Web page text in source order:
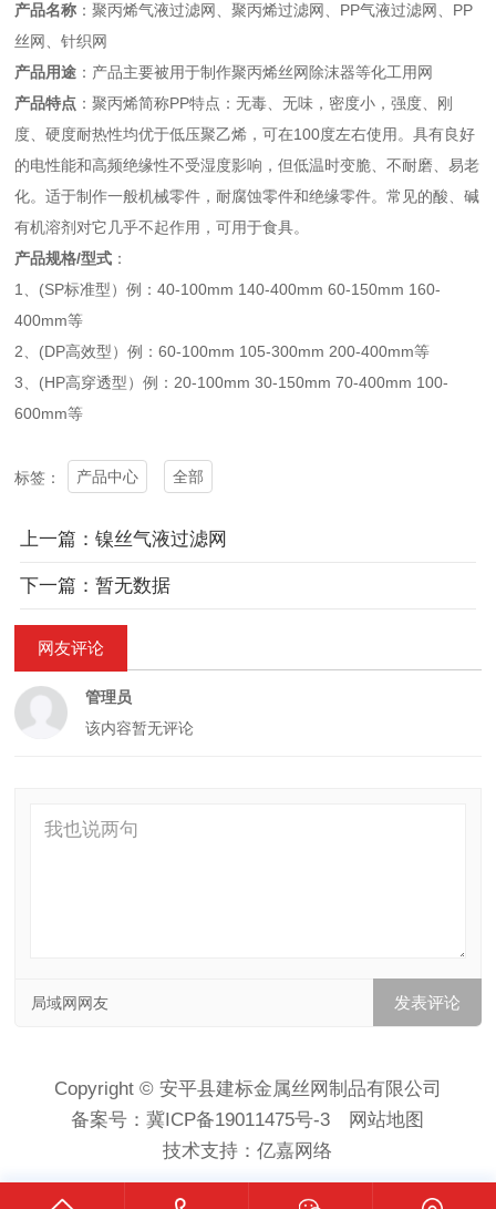
产品名称 ：聚丙烯气液过滤网、聚丙烯过滤网、PP气液过滤网、PP
丝网、针织网
产品用途 ：产品主要被用于制作聚丙烯丝网除沫器等化工用网
产品特点 ：聚丙烯简称PP特点：无毒、无味，密度小，强度、刚
度、硬度耐热性均优于低压聚乙烯，可在100度左右使用。具有良好
的电性能和高频绝缘性不受湿度影响，但低温时变脆、不耐磨、易老
化。适于制作一般机械零件，耐腐蚀零件和绝缘零件。常见的酸、碱
有机溶剂对它几乎不起作用，可用于食具。
产品规格/型式 ：
1、(SP标准型）例：40-100mm 140-400mm 60-150mm 160-
400mm等
2、(DP高效型）例：60-100mm 105-300mm 200-400mm等
3、(HP高穿透型）例：20-100mm 30-150mm 70-400mm 100-
600mm等
标签： 产品中心 全部
上一篇：镍丝气液过滤网
下一篇：暂无数据
网友评论
管理员
该内容暂无评论
局域网网友
Copyright © 安平县建标金属丝网制品有限公司
备案号：冀ICP备19011475号-3
网站地图
技术支持：亿嘉网络